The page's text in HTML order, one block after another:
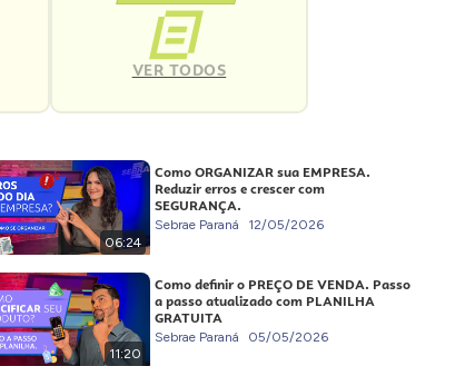
VER TODOS
06:24
Como ORGANIZAR sua EMPRESA.
Reduzir erros e crescer com
SEGURANÇA.
Sebrae Paraná 12/05/2026
11:20
Como definir o PREÇO DE VENDA. Passo
a passo atualizado com PLANILHA
GRATUITA
Sebrae Paraná 05/05/2026